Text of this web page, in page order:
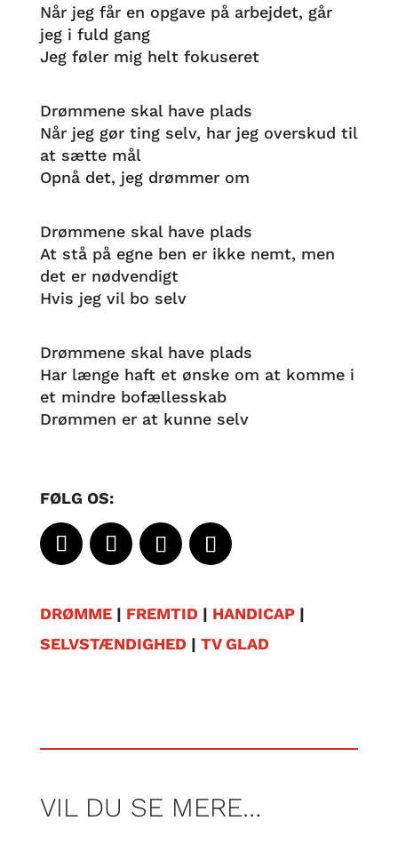
Når jeg får en opgave på arbejdet, går
jeg i fuld gang
Jeg føler mig helt fokuseret
Drømmene skal have plads
Når jeg gør ting selv, har jeg overskud til
at sætte mål
Opnå det, jeg drømmer om
Drømmene skal have plads
At stå på egne ben er ikke nemt, men
det er nødvendigt
Hvis jeg vil bo selv
Drømmene skal have plads
Har længe haft et ønske om at komme i
et mindre bofællesskab
Drømmen er at kunne selv
FØLG OS:
DRØMME| FREMTID | HANDICAP|
SELVSTÆNDIGHED | TV GLAD
VIL DU SE MERE…